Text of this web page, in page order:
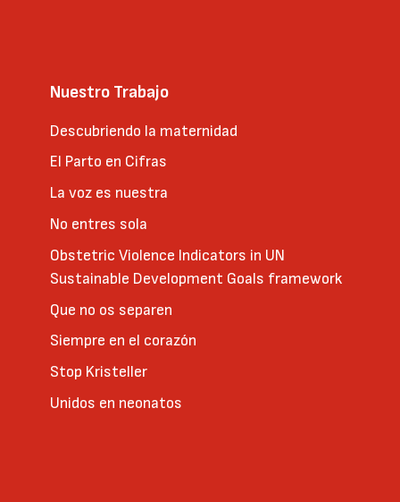
Nuestro Trabajo
Descubriendo la maternidad
El Parto en Cifras
La voz es nuestra
No entres sola
Obstetric Violence Indicators in UN
Sustainable Development Goals framework
Que no os separen
Siempre en el corazón
Stop Kristeller
Unidos en neonatos